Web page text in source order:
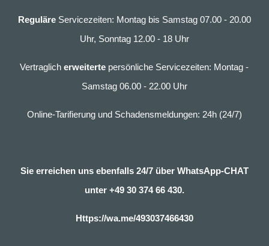
ReguläreServicezeiten: Montag bis Samstag 07.00 - 20.00
Uhr, Sonntag 12.00 - 18 Uhr
Vertraglicherweiterte persönliche Servicezeiten: Montag -
Samstag 06.00 - 22.00 Uhr
Online-Tarifierung und Schadensmeldungen: 24h (24/7)
Sie erreichen uns ebenfalls 24/7 über WhatsApp-CHAT
unter +49 30 374 66 430.
Https://wa.me/493037466430